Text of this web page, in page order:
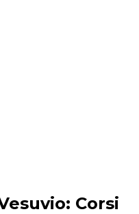
EsperienzeCorsi